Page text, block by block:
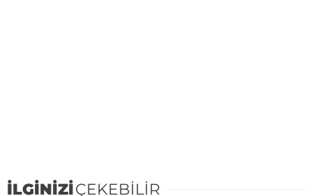
İLGİNİZİÇEKEBİLİR